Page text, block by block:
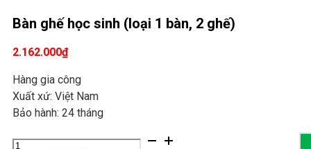
Bàn ghế học sinh (loại 1 bàn, 2 ghế)
2.162.000₫
Hàng gia công
Xuất xứ: Việt Nam
Bảo hành: 24 tháng
Bàn